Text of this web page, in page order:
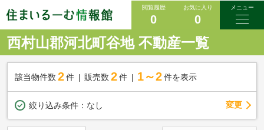
閲覧履歴
0
お気に入り
0
メニュー
西村山郡河北町谷地 不動産一覧
該当物件数 2件 販売数 2 件 1～2 件を表示
絞り込み条件： なし 変更